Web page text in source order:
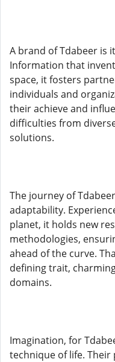
A brand of Tdabeer is
Information that
space, it fosters
individuals and
their achieve and
difficulties from
solutions.
The journey of
adaptability.
planet, it holds new
methodologies,
ahead of the curve.
defining trait,
domains.
Imagination, for
technique of life.